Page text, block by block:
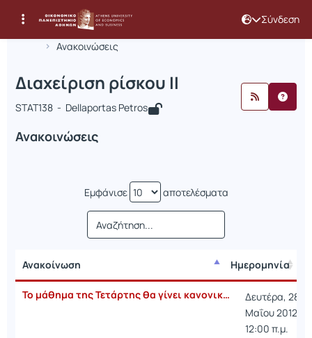
Σύνδεση
Αρχική Σελίδα
Ανακοινώσεις
Μάθημα : Διαχείριση ρίσκου ΙΙ
Κωδικός : STAT138
Διαχείριση ρίσκου ΙΙ
STAT138 - Dellaportas Petros
Ανακοινώσεις
Εμφάνισε αποτελέσματα
Ανακοίνωση
Ημερομηνία
Ανακοίνωση
Το μάθημα της Τετάρτης θα γίνει κανονικά στην Α43
Δευτέρα, 28
Μαΐου 2012 -
12:00 π.μ.